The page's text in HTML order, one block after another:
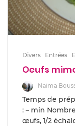
Divers Entrées
Oeufs
Naima
Temps de
: – min
œufs, 1/2